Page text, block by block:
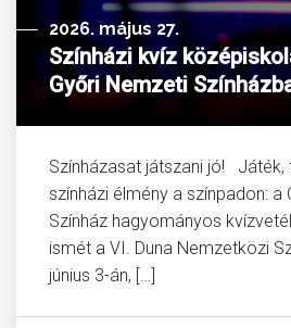
2026. május 27.
Színházi kvíz
Győri Nemzeti
Színházasat játszani jó! Játék,
színházi élmény a színpadon: a
Színház hagyományos
ismét a VI. Duna Nemzetközi
június 3-án, […]